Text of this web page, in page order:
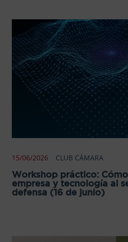
15/06/2026 CLUB CÁMARA
Workshop práctico:
empresa y tecnología al
defensa (16 de junio)